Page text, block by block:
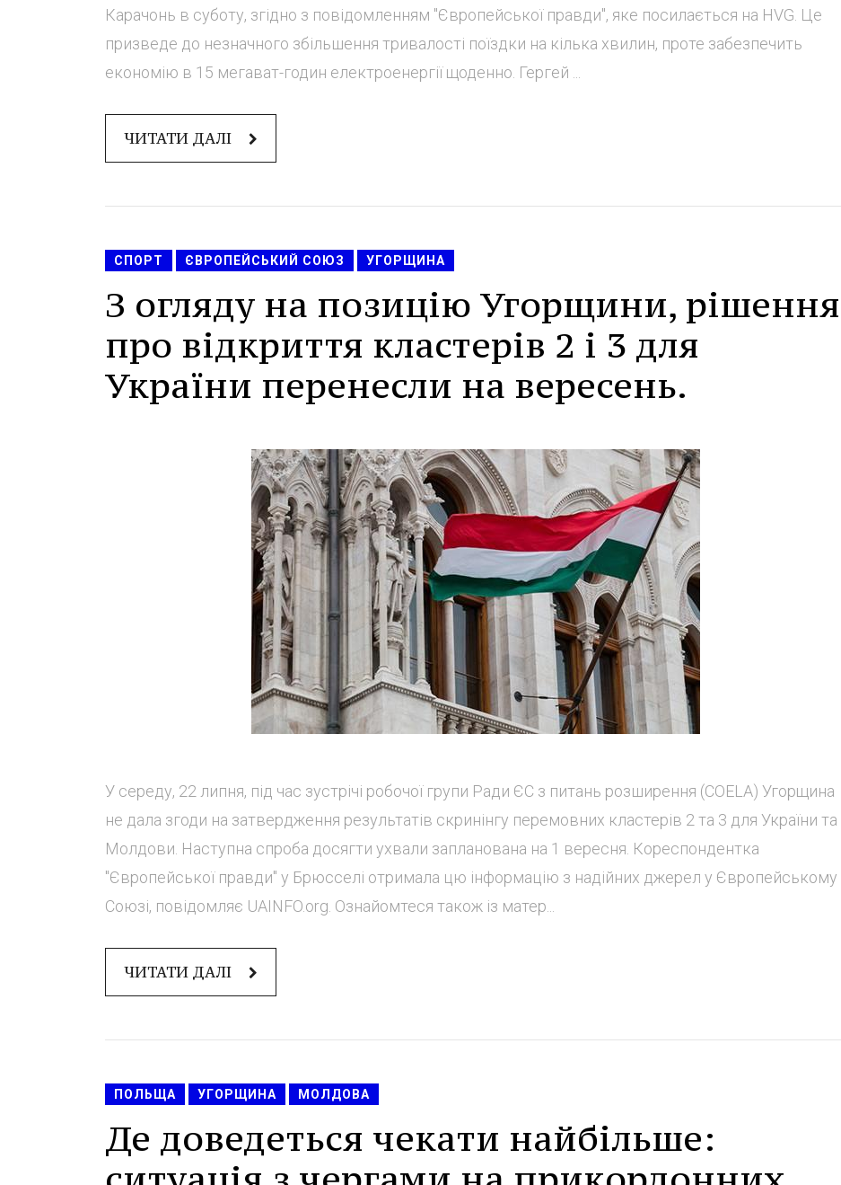
Карачонь в суботу, згідно з повідомленням "Європейської правди", яке посилається на HVG. Це
призведе до незначного збільшення тривалості поїздки на кілька хвилин, проте забезпечить
економію в 15 мегават-годин електроенергії щоденно. Гергей ...
ЧИТАТИ ДАЛІ
СПОРТ ЄВРОПЕЙСЬКИЙ СОЮЗ УГОРЩИНА
З огляду на позицію Угорщини, рішення
про відкриття кластерів 2 і 3 для
України перенесли на вересень.
У середу, 22 липня, під час зустрічі робочої групи Ради ЄС з питань розширення (COELA) Угорщина
не дала згоди на затвердження результатів скринінгу перемовних кластерів 2 та 3 для України та
Молдови. Наступна спроба досягти ухвали запланована на 1 вересня. Кореспондентка
"Європейської правди" у Брюсселі отримала цю інформацію з надійних джерел у Європейському
Союзі, повідомляє UAINFO.org. Ознайомтеся також із матер...
ЧИТАТИ ДАЛІ
ПОЛЬЩА УГОРЩИНА МОЛДОВА
Де доведеться чекати найбільше: